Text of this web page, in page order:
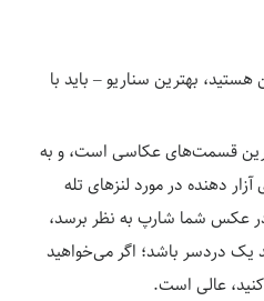
بهترین سناریو – باید با
قسمت‌های عکاسی است، و به
دهنده در مورد لنزهای تله
عکس شما شارپ به نظر برسد،
یک دردسر باشد؛ اگر می‌خواهید
عالی است.